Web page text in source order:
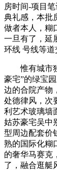
房时间-项目
典礼感，本批
做者本人，糊
一旦有了，延
环线 号线等道
惟有城市独
豪宅”的绿宝
边的合院产物
处德律风，次
利艺术玻璃墙
姑苏豪宅吴中
型周边配套价
熟的国际化糊
的奢华马赛克
了，融合逛艇